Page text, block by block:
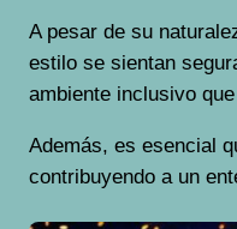
A pesar de su
estilo se sientan
ambiente inclusivo
Además, es esencial
contribuyendo a un